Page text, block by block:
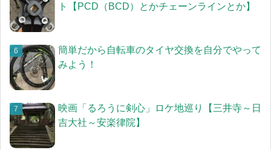
ト【PCD（BCD）とかチェーンラインとか】
簡単だから自転車のタイヤ交換を自分でやって
みよう！
映画「るろうに剣心」ロケ地巡り【三井寺～日
吉大社～安楽律院】